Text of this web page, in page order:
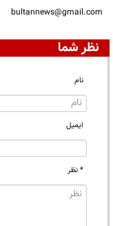
bultannews@gmail.com
نظر شما
نام
ایمیل
* نظر